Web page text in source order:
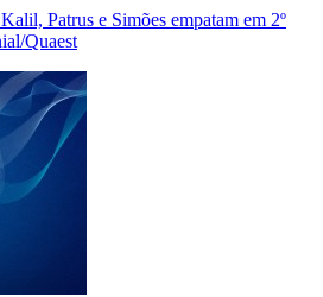
Patrus e Simões empatam em 2º
Quaest